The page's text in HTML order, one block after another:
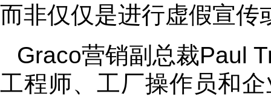
而非仅仅是进行虚假宣传
Graco营销副总裁Paul
工程师、工厂操作员和